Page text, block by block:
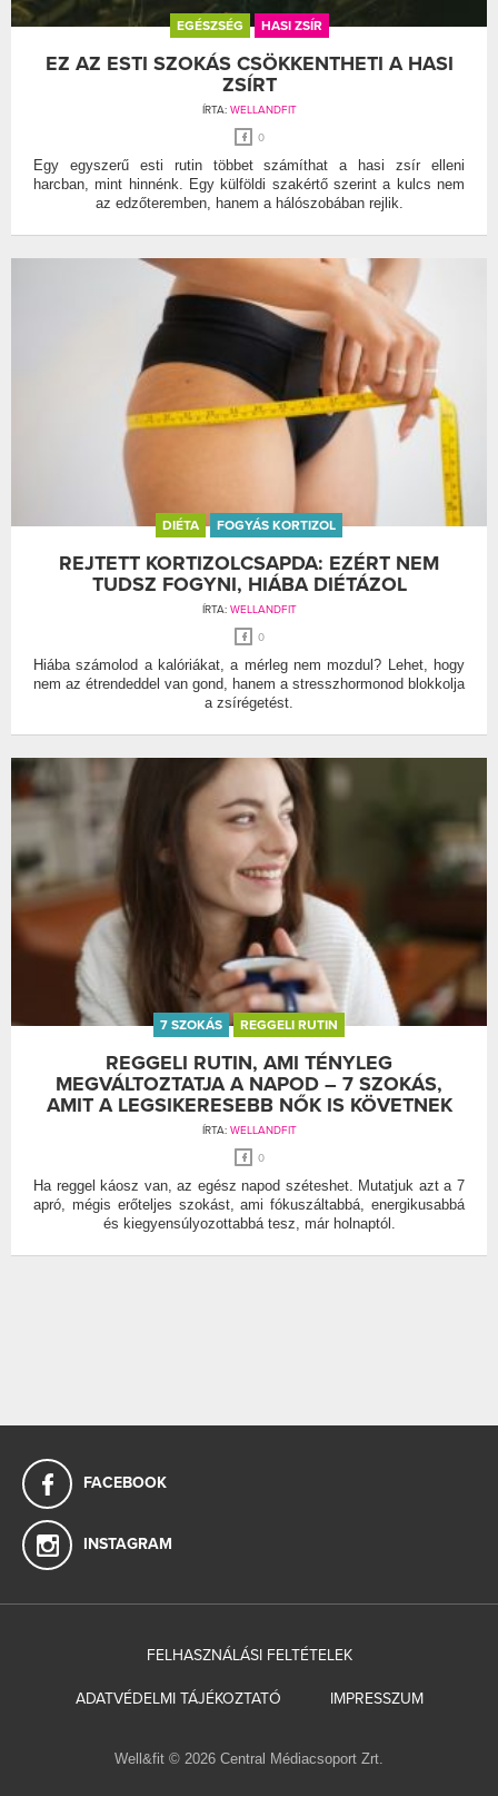
EGÉSZSÉG HASI ZSÍR
EZ AZ ESTI SZOKÁS CSÖKKENTHETI A HASI
ZSÍRT
ÍRTA: WELLANDFIT
0
Egy egyszerű esti rutin többet számíthat a hasi zsír elleni
harcban, mint hinnénk. Egy külföldi szakértő szerint a kulcs nem
az edzőteremben, hanem a hálószobában rejlik.
DIÉTA FOGYÁS KORTIZOL
REJTETT KORTIZOLCSAPDA: EZÉRT NEM
TUDSZ FOGYNI, HIÁBA DIÉTÁZOL
ÍRTA: WELLANDFIT
0
Hiába számolod a kalóriákat, a mérleg nem mozdul? Lehet, hogy
nem az étrendeddel van gond, hanem a stresszhormonod blokkolja
a zsírégetést.
7 SZOKÁS REGGELI RUTIN
REGGELI RUTIN, AMI TÉNYLEG
MEGVÁLTOZTATJA A NAPOD – 7 SZOKÁS,
AMIT A LEGSIKERESEBB NŐK IS KÖVETNEK
ÍRTA: WELLANDFIT
0
Ha reggel káosz van, az egész napod széteshet. Mutatjuk azt a 7
apró, mégis erőteljes szokást, ami fókuszáltabbá, energikusabbá
és kiegyensúlyozottabbá tesz, már holnaptól.
FACEBOOK
INSTAGRAM
FELHASZNÁLÁSI FELTÉTELEK
ADATVÉDELMI TÁJÉKOZTATÓ IMPRESSZUM
Well&fit © 2026 Central Médiacsoport Zrt.